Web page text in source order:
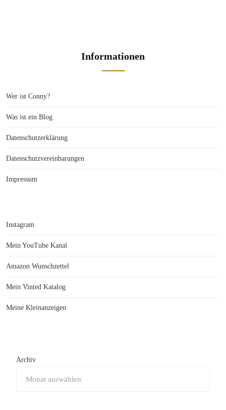
Informationen
Wer ist Conny?
Was ist ein Blog
Datenschutzerklärung
Datenschutzvereinbarungen
Impressum
Instagram
Mein YouTube Kanal
Amazon Wunschzettel
Mein Vinted Katalog
Meine Kleinanzeigen
Archiv